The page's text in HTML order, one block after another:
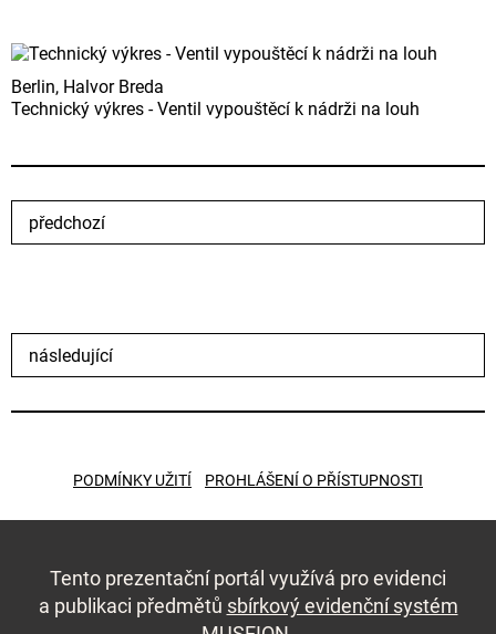
Berlin, Halvor Breda
Technický výkres - Ventil vypouštěcí k nádrži na louh
předchozí
následující
PODMÍNKY UŽITÍ PROHLÁŠENÍ O PŘÍSTUPNOSTI
Tento prezentační portál využívá pro evidenci
a publikaci předmětů sbírkový evidenční systém